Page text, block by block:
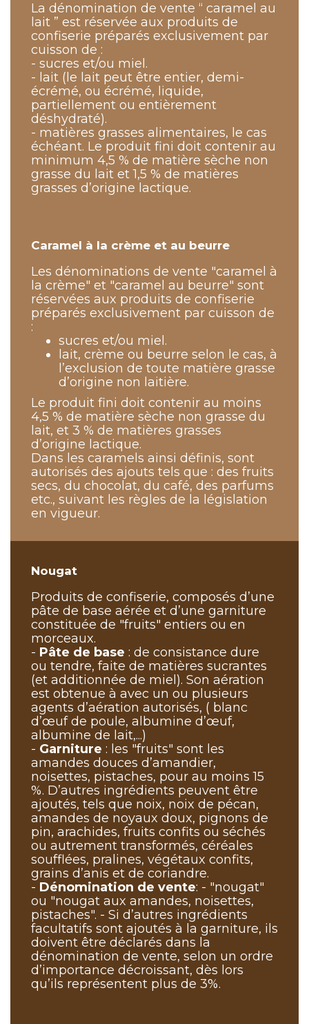
La dénomination de vente “ caramel au
lait ” est réservée aux produits de
confiserie préparés exclusivement par
cuisson de :
- sucres et/ou miel.
- lait (le lait peut être entier, demi-
écrémé, ou écrémé, liquide,
partiellement ou entièrement
déshydraté).
- matières grasses alimentaires, le cas
échéant. Le produit fini doit contenir au
minimum 4,5 % de matière sèche non
grasse du lait et 1,5 % de matières
grasses d’origine lactique.
Caramel à la crème et au beurre
Les dénominations de vente "caramel à
la crème" et "caramel au beurre" sont
réservées aux produits de confiserie
préparés exclusivement par cuisson de
:
sucres et/ou miel.
lait, crème ou beurre selon le cas, à
l’exclusion de toute matière grasse
d’origine non laitière.
Le produit fini doit contenir au moins
4,5 % de matière sèche non grasse du
lait, et 3 % de matières grasses
d’origine lactique.
Dans les caramels ainsi définis, sont
autorisés des ajouts tels que : des fruits
secs, du chocolat, du café, des parfums
etc., suivant les règles de la législation
en vigueur.
Nougat
Produits de confiserie, composés d’une
pâte de base aérée et d’une garniture
constituée de "fruits" entiers ou en
morceaux.
- Pâte de base : de consistance dure
ou tendre, faite de matières sucrantes
(et additionnée de miel). Son aération
est obtenue à avec un ou plusieurs
agents d’aération autorisés, ( blanc
d’œuf de poule, albumine d’œuf,
albumine de lait,...)
- Garniture : les "fruits" sont les
amandes douces d’amandier,
noisettes, pistaches, pour au moins 15
%. D’autres ingrédients peuvent être
ajoutés, tels que noix, noix de pécan,
amandes de noyaux doux, pignons de
pin, arachides, fruits confits ou séchés
ou autrement transformés, céréales
soufflées, pralines, végétaux confits,
grains d’anis et de coriandre.
- Dénomination de vente: - "nougat"
ou "nougat aux amandes, noisettes,
pistaches". - Si d’autres ingrédients
facultatifs sont ajoutés à la garniture, ils
doivent être déclarés dans la
dénomination de vente, selon un ordre
d’importance décroissant, dès lors
qu’ils représentent plus de 3%.